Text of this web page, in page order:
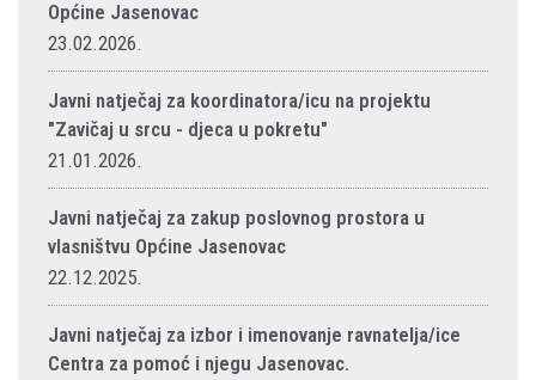
Općine Jasenovac
23.02.2026.
Javni natječaj za koordinatora/icu na projektu
"Zavičaj u srcu - djeca u pokretu"
21.01.2026.
Javni natječaj za zakup poslovnog prostora u
vlasništvu Općine Jasenovac
22.12.2025.
Javni natječaj za izbor i imenovanje ravnatelja/ice
Centra za pomoć i njegu Jasenovac.